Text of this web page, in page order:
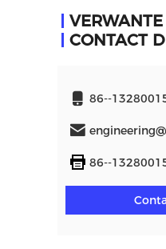
CONTACT
86--
86--